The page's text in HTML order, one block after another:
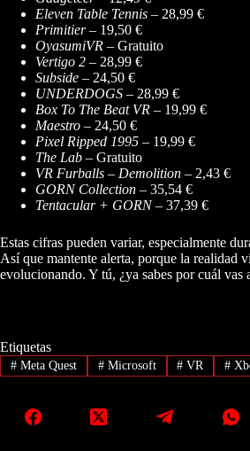
Eleven Table Tennis – 28,99 €
Primitier– 19,50 €
OyasumiVR – Gratuito
Vertigo 2 – 28,99 €
Subside – 24,50 €
UNDERDOGS – 28,99 €
Box To The Beat VR – 19,99 €
Maestro – 24,50 €
Pixel Ripped 1995 – 19,99 €
The Lab – Gratuito
VR Furballs – Demolition – 2,43 €
GORN Collection – 35,54 €
Tentacular + GORN– 37,39 €
Estas cifras pueden variar, especialmente
Así que mantente alerta, porque la realidad
evolucionando. Y tú, ¿ya sabes por cuál vas
Etiquetas
#Meta Quest #Microsoft # VR #